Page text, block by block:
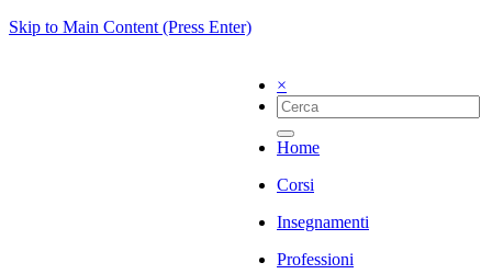
Skip to Main Content (Press Enter)
×
Home
Corsi
Insegnamenti
Professioni